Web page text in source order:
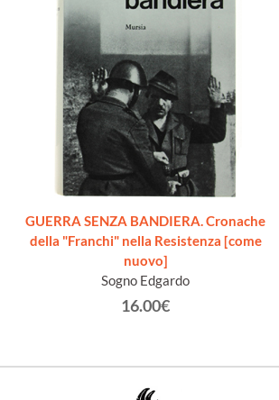
GUERRA SENZA BANDIERA. Cronache
della "Franchi" nella Resistenza [come
nuovo]
Sogno Edgardo
16.00€